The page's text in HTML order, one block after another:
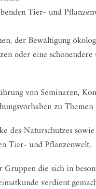
Tier- und
der Bewältigung
oder eine
von Seminaren,
zu
des Naturschutzes
Tier- und Pflanzenwelt,
Gruppen die sich in
verdient